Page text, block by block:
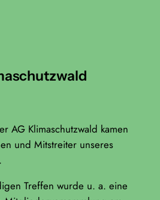
AG Klimaschutzwald kamen
und Mitstreiter unseres
Treffen wurde u. a. eine